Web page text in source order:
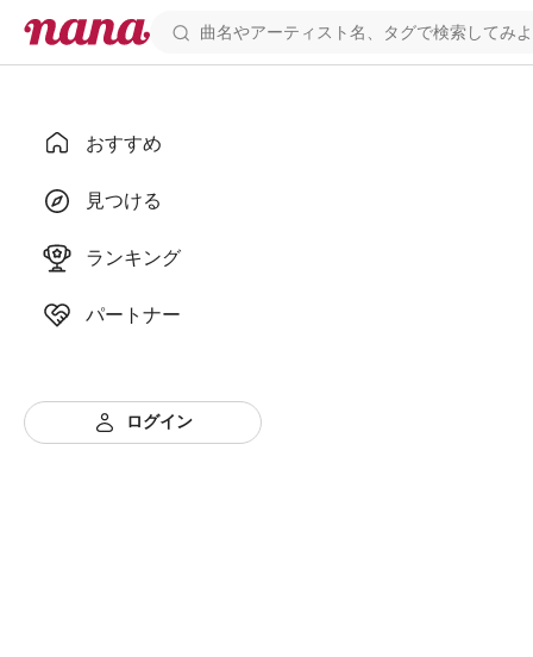
おすすめ
見つける
ランキング
パートナー
ログイン